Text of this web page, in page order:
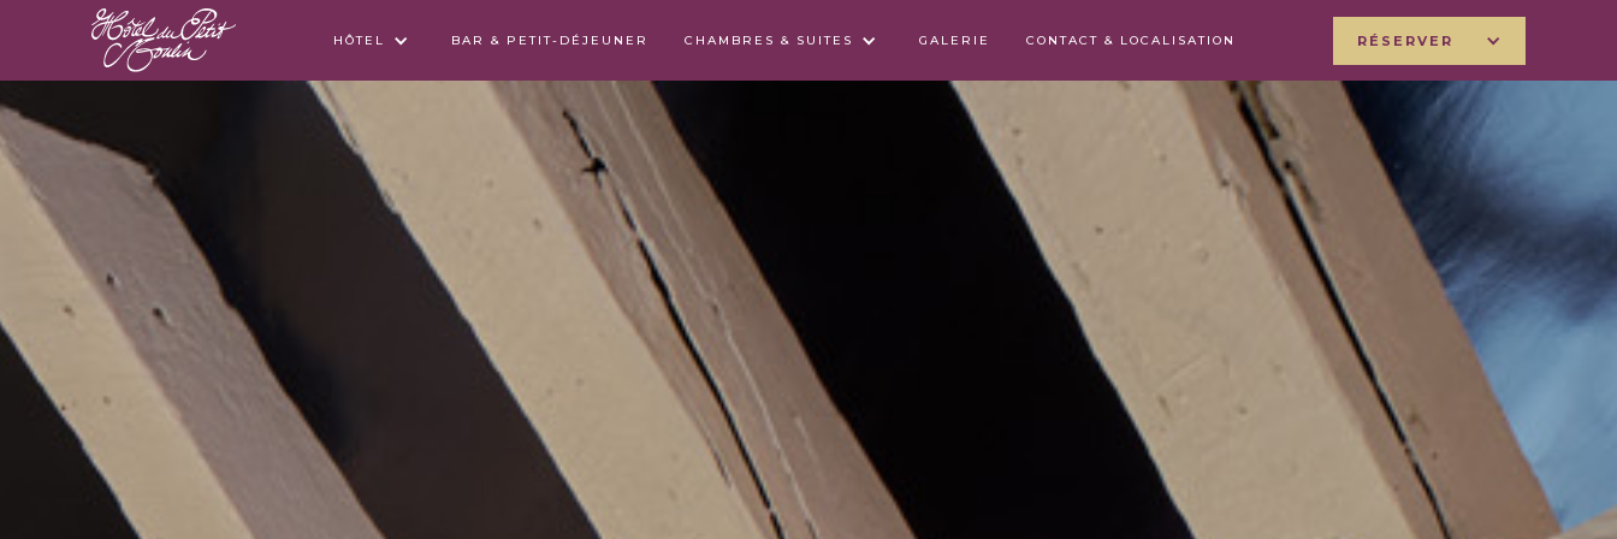
HÔTEL BAR & PETIT-DÉJEUNER CHAMBRES & SUITES GALERIE CONTACT & LOCALISATION RÉSERVER